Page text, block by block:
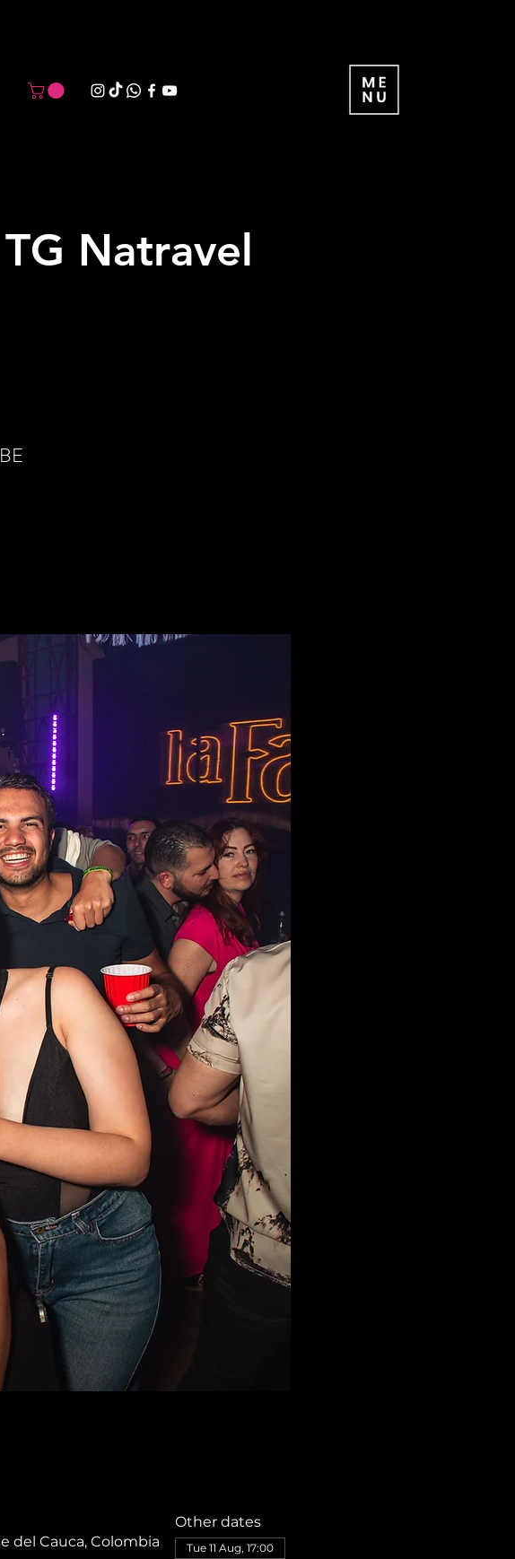
Natravel
del Cauca, Colombia
Other dates
Tue 11 Aug, 17:00